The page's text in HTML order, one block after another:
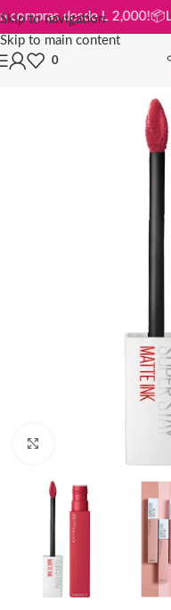
Skip to navigation
Skip to main content
en compras desde L 2,000!
0